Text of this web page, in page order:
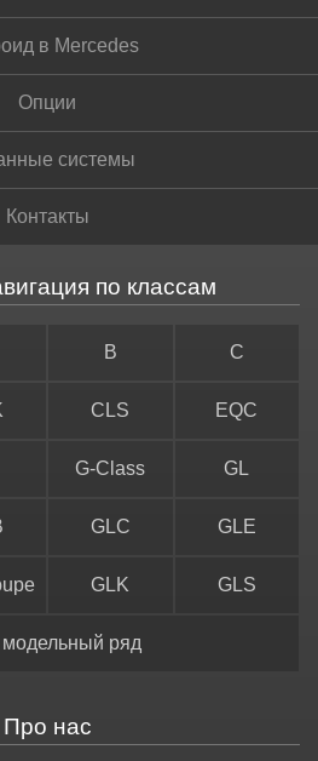
в Mercedes
Опции
системы
Контакты
по классам
B C
CLS EQC
G-Class GL
GLC GLE
GLK GLS
модельный ряд
Про нас